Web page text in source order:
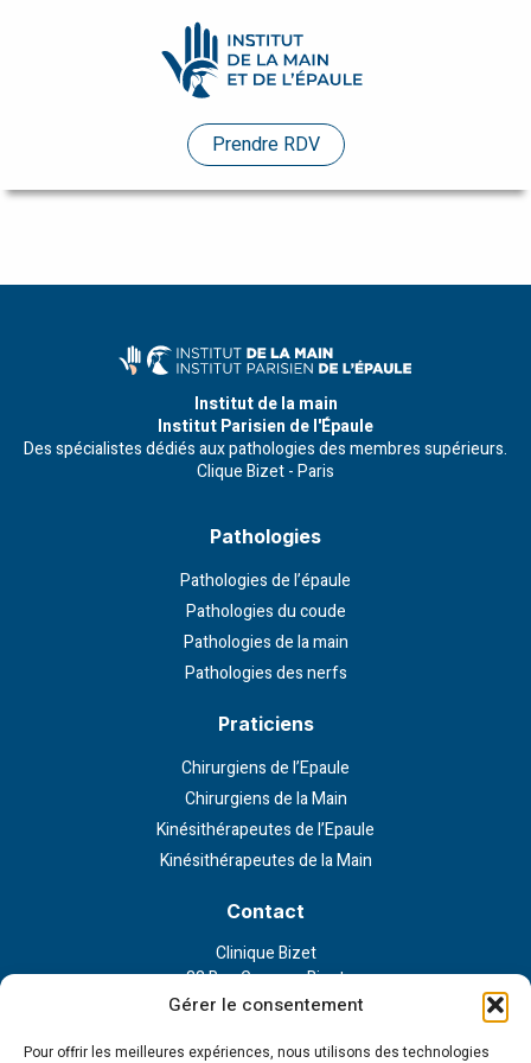
Gérer le consentement
Pour offrir les meilleures expériences, nous utilisons des technologies
Prendre RDV
Institut de la main
Institut Parisien de l'Épaule
Des spécialistes dédiés aux pathologies des membres supérieurs.
Clique Bizet - Paris
Pathologies
Pathologies de l’épaule
Pathologies du coude
Pathologies de la main
Pathologies des nerfs
Praticiens
Chirurgiens de l’Epaule
Chirurgiens de la Main
Kinésithérapeutes de l’Epaule
Kinésithérapeutes de la Main
Contact
Clinique Bizet
23 Rue Georges Bizet
75116 Paris
Praticiens
Etudes